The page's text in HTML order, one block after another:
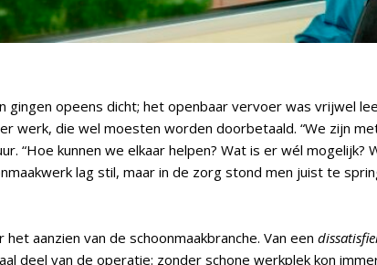
gingen opeens dicht; het openbaar vervoer was vrijwel
werk, die wel moesten worden doorbetaald. “We zijn
“Hoe kunnen we elkaar helpen? Wat is er wél mogelijk?
lag stil, maar in de zorg stond men juist te
aanzien van de schoonmaakbranche. Van een
deel van de operatie: zonder schone werkplek kon